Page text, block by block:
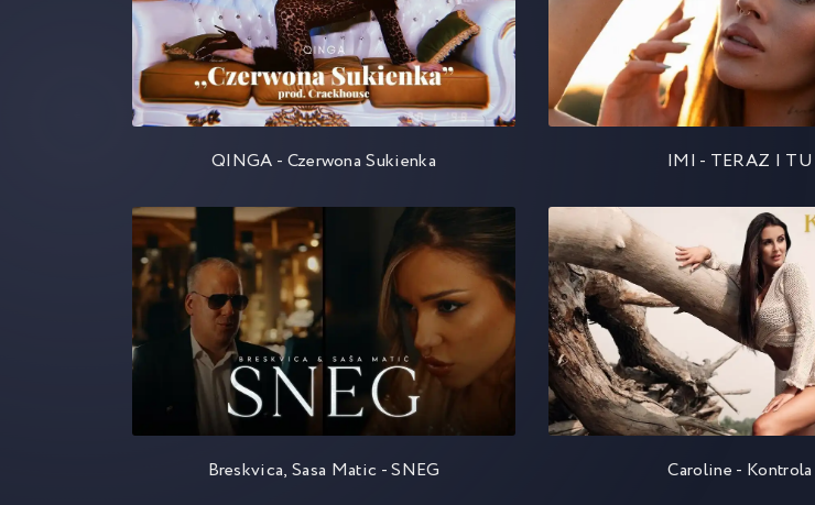
QINGA - Czerwona Sukienka IMI - TERAZ I TU
Breskvica, Sasa Matic - SNEG Caroline - Kontrola